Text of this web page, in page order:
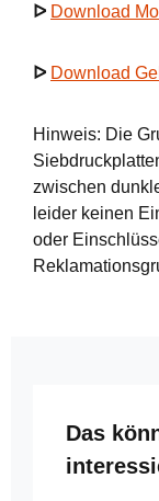
ᐅ Download
ᐅ Download
Hinweis: Die
zwischen
leider keinen
oder
Das